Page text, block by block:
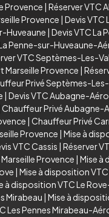
Provence | Réserver VTC
Provence | Devis VTC
Huveaune | Devis VTC La
Penne-sur-Huveaune-
VTC Septèmes-Les-
Provence |
Privé Septèmes-
| Devis VTC Aubagne-
Chauffeur Privé Aubagne-
| Chauffeur Privé
Provence | Mise à
VTC Cassis | Réserver
Provence | Mise à
| Mise à disposition VTC
à disposition VTC Le
Mirabeau | Mise à
Les Pennes Mirabeau-